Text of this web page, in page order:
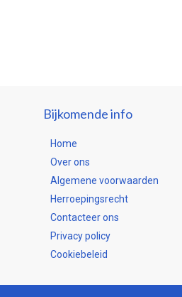
Bijkomende info
Home
Over ons
Algemene voorwaarden
Herroepingsrecht
Contacteer ons
Privacy policy
Cookiebeleid